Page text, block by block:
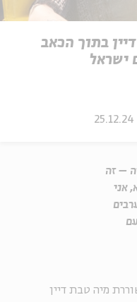
בתוך הכאב
ישראל
25.12.24
– זה
אני
מיה טבת דיין